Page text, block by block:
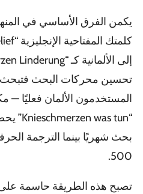
يكمن الفرق الأساسي في
تحسين محركات البحث
المستخدمون الألمان فعليًا —
بحث شهريًا بينما الترجمة
500.
تصبح هذه الطريقة حاسمة